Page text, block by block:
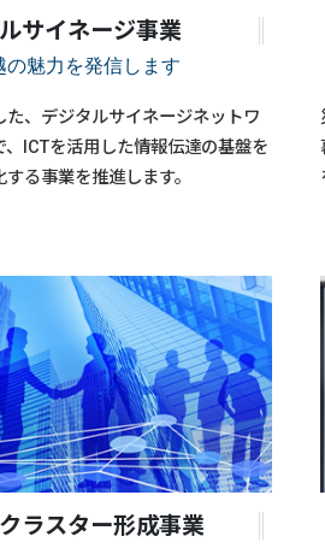
サイネージ事業
の魅力を発信します
た、デジタルサイネージネットワ
ICTを活用した情報伝達の基盤を
る事業を推進します。
ラスター形成事業